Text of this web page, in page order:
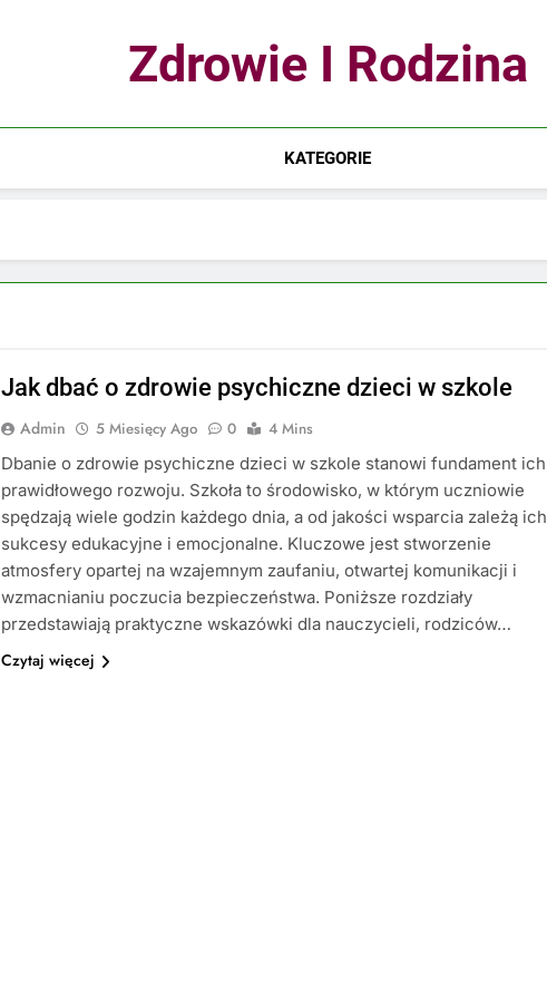
Zdrowie I Rodzina
KATEGORIE
Jak dbać o zdrowie psychiczne dzieci w szkole
Admin 5 Miesięcy Ago 0
4 Mins
Dbanie o zdrowie psychiczne dzieci w szkole stanowi fundament ich
prawidłowego rozwoju. Szkoła to środowisko, w którym uczniowie
spędzają wiele godzin każdego dnia, a od jakości wsparcia zależą ich
sukcesy edukacyjne i emocjonalne. Kluczowe jest stworzenie
atmosfery opartej na wzajemnym zaufaniu, otwartej komunikacji i
wzmacnianiu poczucia bezpieczeństwa. Poniższe rozdziały
przedstawiają praktyczne wskazówki dla nauczycieli, rodziców…
Czytaj więcej